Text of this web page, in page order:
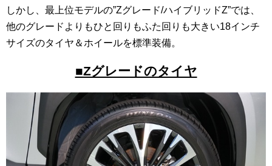
しかし、最上位モデルの”Zグレード/ハイブリッドZ”では、
他のグレードよりもひと回りもふた回りも大きい18インチ
サイズのタイヤ＆ホイールを標準装備。
■Zグレードのタイヤ